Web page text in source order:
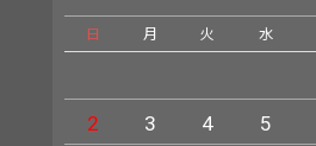
日 月 火 水
2
3 4 5